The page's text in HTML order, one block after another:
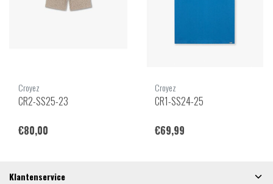
Croyez
CR2-SS25-23
€80,00
Croyez
CR1-SS24-25
€69,99
Klantenservice